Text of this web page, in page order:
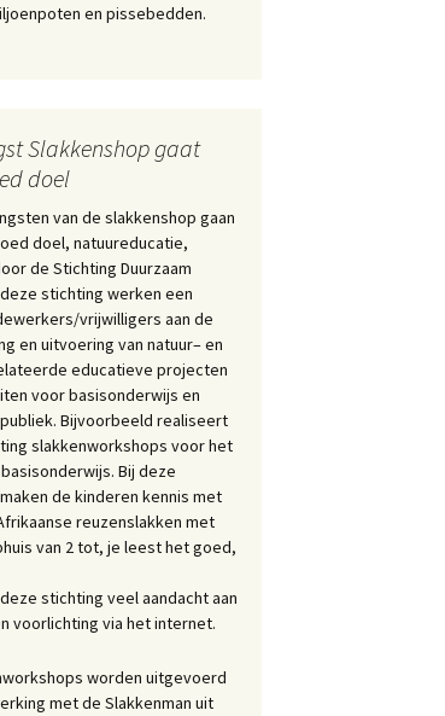
en pissebedden.
Slakkenshop gaat
doel
van de slakkenshop gaan
doel, natuureducatie,
de Stichting Duurzaam
stichting werken een
vrijwilligers aan de
en uitvoering van natuur– en
educatieve projecten
voor basisonderwijs en
Bijvoorbeeld realiseert
slakkenworkshops voor het
Bij deze
de kinderen kennis met
reuzenslakken met
van 2 tot, je leest het goed,
stichting veel aandacht aan
voorlichting via het internet.
worden uitgevoerd
met de Slakkenman uit